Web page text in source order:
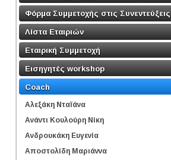
Φόρμα Συμμετοχής στις Συνεντεύξεις
Λίστα Εταιριών
Εταιρική Συμμετοχή
Εισηγητές workshop
Coach
Αλεξάκη Νταϊάνα
Ανάντι Κουλούρη Νίκη
Ανδρουκάκη Ευγενία
Αποστολίδη Μαριάννα